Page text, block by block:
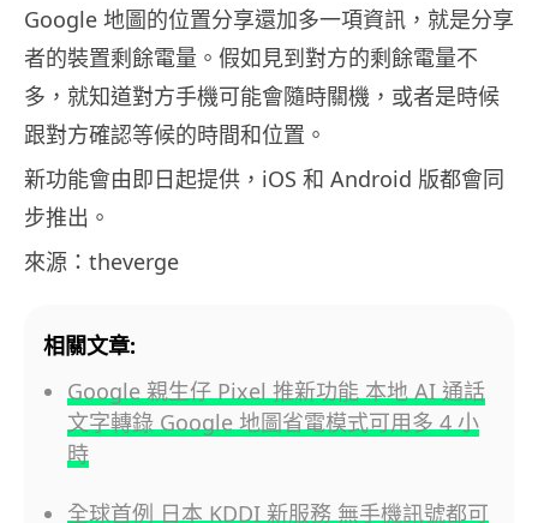
Google 地圖的位置分享還加多一項資訊，就是分享
者的裝置剩餘電量。假如見到對方的剩餘電量不
多，就知道對方手機可能會隨時關機，或者是時候
跟對方確認等候的時間和位置。
新功能會由即日起提供，iOS 和 Android 版都會同
步推出。
來源：theverge
相關文章:
Google 親生仔 Pixel 推新功能 本地 AI 通話
文字轉錄 Google 地圖省電模式可用多 4 小
時
全球首例 日本 KDDI 新服務 無手機訊號都可